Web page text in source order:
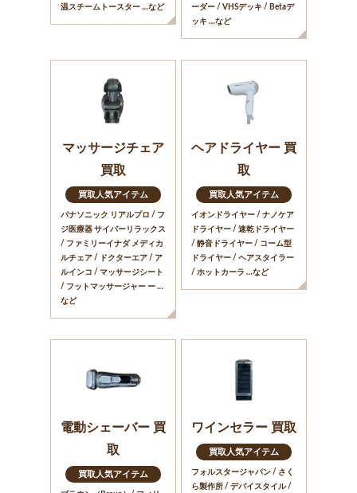
温スチームトースター …など
ーダー / VHSデッキ / Betaデ
ッキ …など
マッサージチェア
買取
買取人気アイテム
パナソニック リアルプロ / フ
ジ医療器 サイバーリラックス
/ ファミリーイナダ メディカ
ルチェア / ドクターエア / ア
ルインコ / マッサージシート
/ フットマッサージャー ー …
など
ヘアドライヤー 買
取
買取人気アイテム
イオンドライヤー / ナノケア
ドライヤー / 速乾ドライヤー
/ 静音ドライヤー / コーム型
ドライヤー / ヘアスタイラー
/ ホットカーラ …など
電動シェーバー 買
取
買取人気アイテム
ワインセラー 買取
買取人気アイテム
フォルスタージャパン / さく
ら製作所 / デバイスタイル /